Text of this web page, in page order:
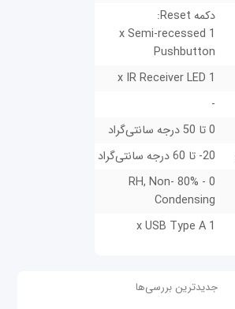
دکمه Reset:
1 x Semi-recessed
Pushbutton
1 x IR Receiver LED
-
0 تا 50 درجه سانتی‌گراد
20- تا 60 درجه سانتی‌گراد
0 - 80% RH, Non-
Condensing
1 x USB Type A
جدیدترین بررسی‌ها